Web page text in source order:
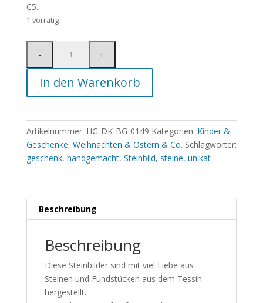
C5.
1 vorrätig
In den Warenkorb
Artikelnummer: HG-DK-BG-0149 Kategorien: Kinder &
Geschenke, Weihnachten & Ostern & Co. Schlagwörter:
geschenk, handgemacht, Steinbild, steine, unikat
Beschreibung
Beschreibung
Diese Steinbilder sind mit viel Liebe aus
Steinen und Fundstücken aus dem Tessin
hergestellt.